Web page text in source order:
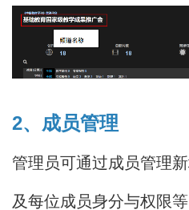
2、成员管理
管理员可通过成员管理
及每位成员身分与权限等